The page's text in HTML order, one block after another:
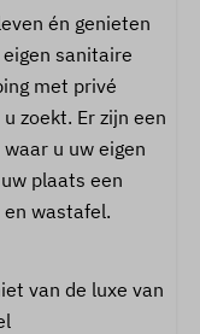
én genieten
sanitaire
met privé
zoekt. Er zijn een
u uw eigen
plaats een
wastafel.
van de luxe van